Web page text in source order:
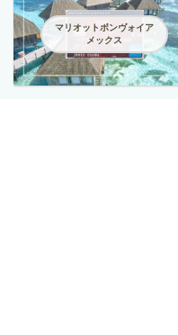
マリオットボンヴォイア
メックス